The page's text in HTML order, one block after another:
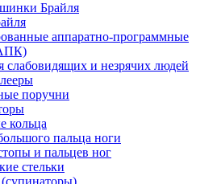
Брайля
аппаратно-программные
слабовидящих и незрячих людей
поручни
кольца
пальца ноги
и пальцев ног
стельки